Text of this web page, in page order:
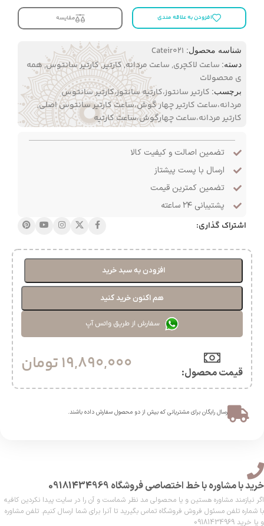
افزودن به علاقه مندی مقایسه
شناسه محصول: Cateir021
دسته: ساعت لاکچری, ساعت مردانه,کارتیر,کارتیر سانتوس,همه
ی محصولات
برچسب: کارتیر سانتوز،کارتیه سانتوز،کارتیر سانتوس
مردانه،ساعت کارتیر چهار گوش،ساعت کارتیر سانتوس اصلی,
کارتیر مردانه،ساعت چهارگوش،ساعت کارتیه
تضمین اصالت و کیفیت کالا
ارسال با پست پیشتاز
تضمین کمترین قیمت
پشتیبانی ۲۴ ساعته
اشتراک گذاری:
افزودن به سبد خرید
هم اکنون خرید کنید
سفارش از طریق واتس آپ
قیمت محصول:​ 19,890,000تومان
ارسال رایگان برای مشتریانی که بیش از دو محصول سفارش داده باشند.​
خرید با مشاوره با خط اختصاصی فروشگاه 09181434969
اگر نیازمند مشاوره هستین و یا محصولی مد نظر شماست و آن را در سایت پیدا نکردین کافیه
با شماره تلفن مسئول فروش فروشگاه تماس بگیرید تا آنرا برای شما ارسال کنیم. تلفن مشاوره
و یا خرید 09181434969